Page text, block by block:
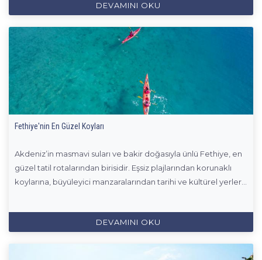
DEVAMINI OKU
Fethiye'nin En Güzel Koyları
Akdeniz’in masmavi suları ve bakir doğasıyla ünlü Fethiye, en
güzel tatil rotalarından birisidir. Eşsiz plajlarından korunaklı
koylarına, büyüleyici manzaralarından tarihi ve kültürel yerler...
DEVAMINI OKU